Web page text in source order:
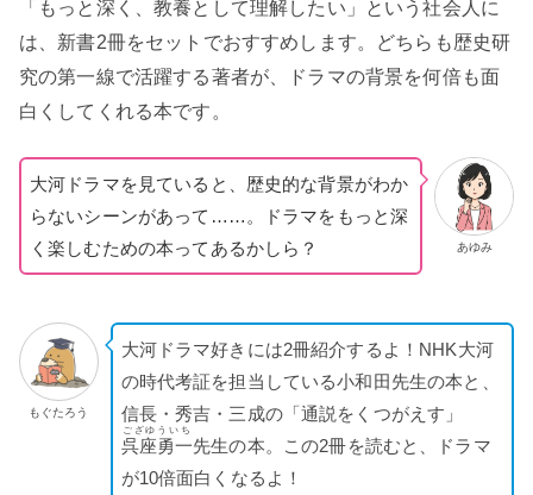
「もっと深く、教養として理解したい」という社会人に
は、新書2冊をセットでおすすめします。どちらも歴史研
究の第一線で活躍する著者が、ドラマの背景を何倍も面
白くしてくれる本です。
あゆみ
大河ドラマを見ていると、歴史的な背景がわか
らないシーンがあって……。ドラマをもっと深
く楽しむための本ってあるかしら？
もぐたろう
大河ドラマ好きには2冊紹介するよ！NHK大河
の時代考証を担当している小和田先生の本と、
信長・秀吉・三成の「通説をくつがえす」
呉座勇一
ござゆういち
先生の本。この2冊を読むと、ドラマ
が10倍面白くなるよ！